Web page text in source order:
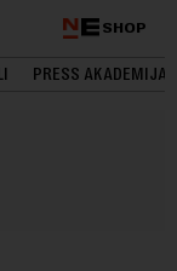
SHOP
PRESS AKADEMIJA